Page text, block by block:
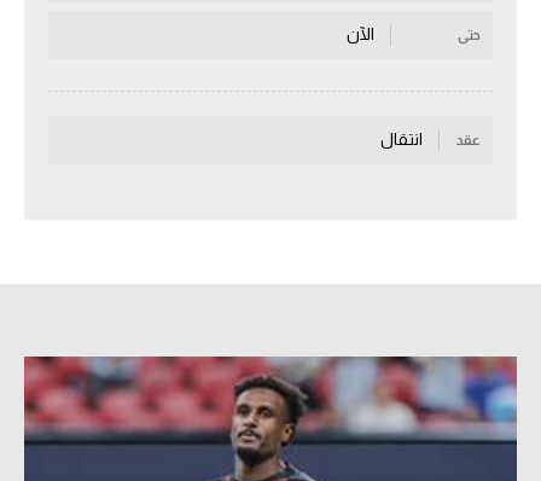
سعودي في الجول
الدوري الإسباني
كرة السلة الأمريكية
كرة سلة
حتى الآن
عقد انتقال